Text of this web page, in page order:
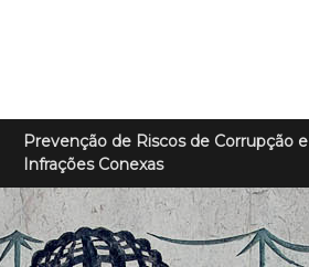
Prevenção de Riscos de Corrupção e
Infrações Conexas